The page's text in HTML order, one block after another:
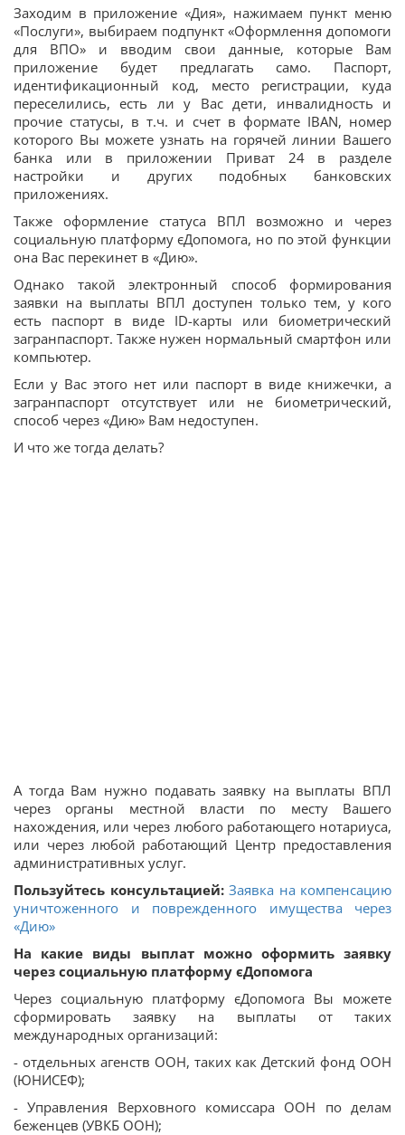
Заходим в приложение «Дия», нажимаем пункт меню
«Послуги», выбираем подпункт «Оформлення допомоги
для ВПО» и вводим свои данные, которые Вам
приложение будет предлагать само. Паспорт,
идентификационный код, место регистрации, куда
переселились, есть ли у Вас дети, инвалидность и
прочие статусы, в т.ч. и счет в формате IBAN, номер
которого Вы можете узнать на горячей линии Вашего
банка или в приложении Приват 24 в разделе
настройки и других подобных банковских
приложениях.
Также оформление статуса ВПЛ возможно и через
социальную платформу єДопомога, но по этой функции
она Вас перекинет в «Дию».
Однако такой электронный способ формирования
заявки на выплаты ВПЛ доступен только тем, у кого
есть паспорт в виде ID-карты или биометрический
загранпаспорт. Также нужен нормальный смартфон или
компьютер.
Если у Вас этого нет или паспорт в виде книжечки, а
загранпаспорт отсутствует или не биометрический,
способ через «Дию» Вам недоступен.
И что же тогда делать?
А тогда Вам нужно подавать заявку на выплаты ВПЛ
через органы местной власти по месту Вашего
нахождения, или через любого работающего нотариуса,
или через любой работающий Центр предоставления
административных услуг.
Пользуйтесь консультацией: Заявка на компенсацию
уничтоженного и поврежденного имущества через
«Дию»
На какие виды выплат можно оформить заявку
через социальную платформу єДопомога
Через социальную платформу єДопомога Вы можете
сформировать заявку на выплаты от таких
международных организаций:
- отдельных агенств ООН, таких как Детский фонд ООН
(ЮНИСЕФ);
- Управления Верховного комиссара ООН по делам
беженцев (УВКБ ООН);